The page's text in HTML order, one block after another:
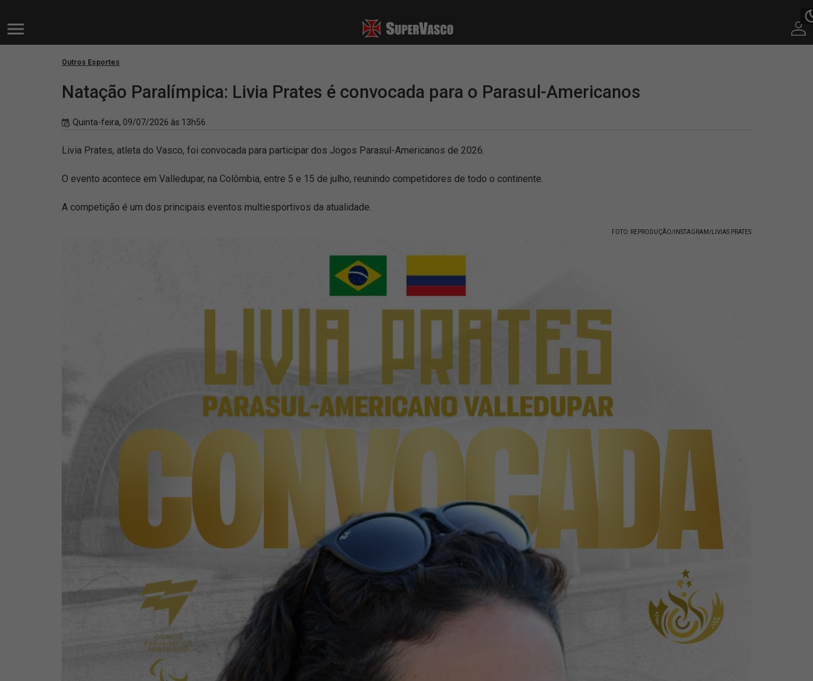
Outros Esportes
Natação Paralímpica: Livia Prates é convocada para o Parasul-Americanos
Quinta-feira, 09/07/2026 às 13h56
Livia Prates, atleta do Vasco, foi convocada para participar dos Jogos Parasul-Americanos de 2026.
O evento acontece em Valledupar, na Colômbia, entre 5 e 15 de julho, reunindo competidores de todo o continente.
A competição é um dos principais eventos multiesportivos da atualidade.
FOTO: REPRODUÇÃO/INSTAGRAM/LIVIAS PRATES